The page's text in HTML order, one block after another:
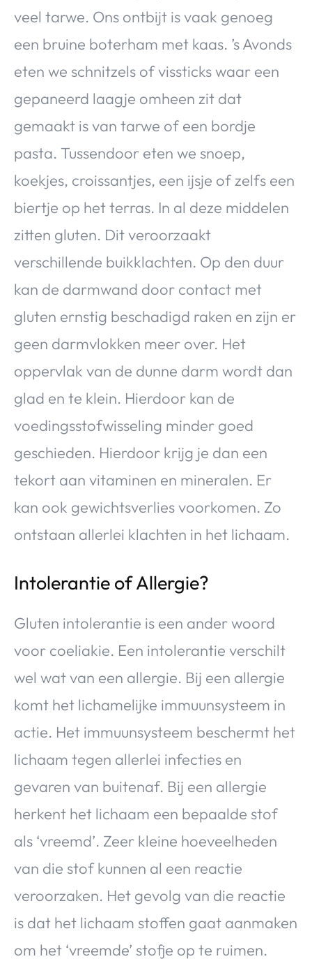
veel tarwe. Ons ontbijt is vaak genoeg
een bruine boterham met kaas. ’s Avonds
eten we schnitzels of vissticks waar een
gepaneerd laagje omheen zit dat
gemaakt is van tarwe of een bordje
pasta. Tussendoor eten we snoep,
koekjes, croissantjes, een ijsje of zelfs een
biertje op het terras. In al deze middelen
zitten gluten. Dit veroorzaakt
verschillende buikklachten. Op den duur
kan de darmwand door contact met
gluten ernstig beschadigd raken en zijn er
geen darmvlokken meer over. Het
oppervlak van de dunne darm wordt dan
glad en te klein. Hierdoor kan de
voedingsstofwisseling minder goed
geschieden. Hierdoor krijg je dan een
tekort aan vitaminen en mineralen. Er
kan ook gewichtsverlies voorkomen. Zo
ontstaan allerlei klachten in het lichaam.
Intolerantie of Allergie?
Gluten intolerantie is een ander woord
voor coeliakie. Een intolerantie verschilt
wel wat van een allergie. Bij een allergie
komt het lichamelijke immuunsysteem in
actie. Het immuunsysteem beschermt het
lichaam tegen allerlei infecties en
gevaren van buitenaf. Bij een allergie
herkent het lichaam een bepaalde stof
als ‘vreemd’. Zeer kleine hoeveelheden
van die stof kunnen al een reactie
veroorzaken. Het gevolg van die reactie
is dat het lichaam stoffen gaat aanmaken
om het ‘vreemde’ stofje op te ruimen.